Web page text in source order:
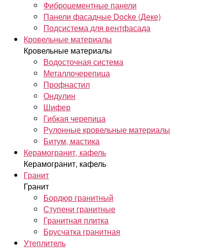
Фиброцементные панели
Панели фасадные Docke (Деке)
Подсистема для вентфасада
Кровельные материалы
Кровельные материалы
Водосточная система
Металлочерепица
Профнастил
Ондулин
Шифер
Гибкая черепица
Рулонные кровельные материалы
Битум, мастика
Керамогранит, кафель
Керамогранит, кафель
Гранит
Гранит
Бордюр гранитный
Ступени гранитные
Гранитная плитка
Брусчатка гранитная
Утеплитель